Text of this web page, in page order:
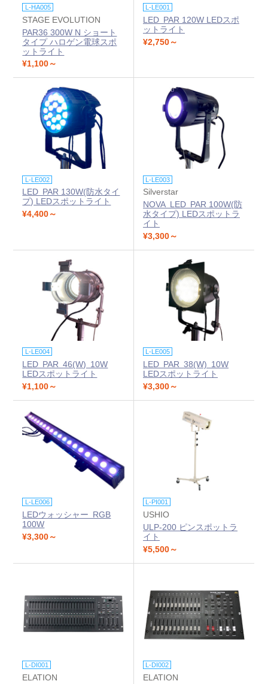
L-HA005
STAGE EVOLUTION
PAR36 300W N ショート
タイプ ハロゲン電球スポ
ットライト
¥1,100～
L-LE001
LED PAR 120W LEDスポ
ットライト
¥2,750～
L-LE002
LED PAR 130W(防水タイ
プ) LEDスポットライト
¥4,400～
L-LE003
Silverstar
NOVA LED PAR 100W(防
水タイプ) LEDスポットラ
イト
¥3,300～
L-LE004
LED PAR 46(W) 10W
LEDスポットライト
¥1,100～
L-LE005
LED PAR 38(W) 10W
LEDスポットライト
¥3,300～
L-LE006
LEDウォッシャー RGB
100W
¥3,300～
L-PI001
USHIO
ULP-200 ピンスポットラ
イト
¥5,500～
L-DI001
ELATION
L-DI002
ELATION